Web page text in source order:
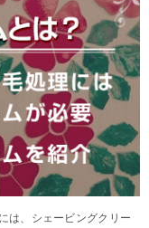
は、シェービングクリー